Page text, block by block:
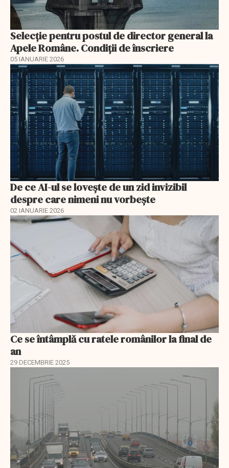
Selecţie pentru postul de director general la
Apele Române. Condiţii de înscriere
05 IANUARIE 2026
De ce AI-ul se lovește de un zid invizibil
despre care nimeni nu vorbește
02 IANUARIE 2026
Ce se întâmplă cu ratele românilor la final de
an
29 DECEMBRIE 2025